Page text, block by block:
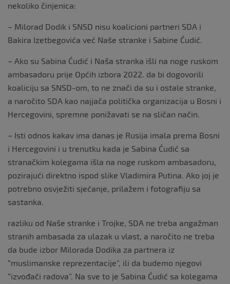
nekoliko činjenica:
– Milorad Dodik i SNSD nisu koalicioni partneri SDA i
Bakira Izetbegovića već Naše stranke i Sabine Ćudić.
– Ako su Sabina Ćudić i Naša stranka išli na noge ruskom
ambasadoru prije Općih izbora 2022. da bi dogovorili
koaliciju sa SNSD-om, to ne znači da su i ostale stranke,
a naročito SDA kao najjača politička organizacija u Bosni i
Hercegovini, spremne ponižavati se na sličan način.
– Isti odnos kakav ima danas je Rusija imala prema Bosni
i Hercegovini i u trenutku kada je Sabina Ćudić sa
stranačkim kolegama išla na noge ruskom ambasadoru,
pozirajući direktno ispod slike Vladimira Putina. Ako joj je
potrebno osvježiti sjećanje, prilažem i fotografiju sa
sastanka.
razliku od Naše stranke i Trojke, SDA ne treba angažman
stranih ambasada za ulazak u vlast, a naročito ne treba
da bude izbor Milorada Dodika za partnera iz
“muslimanske reprezentacije”, ili da budemo njegovi
“izvođači radova”. Na sve to je Sabina Ćudić sa kolegama